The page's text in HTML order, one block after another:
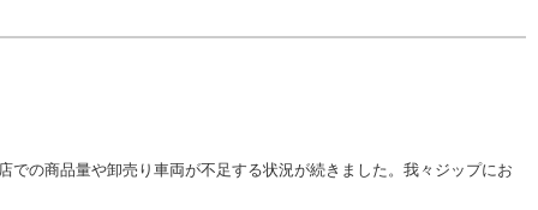
の商品量や卸売り車両が不足する状況が続きました。我々ジップにお